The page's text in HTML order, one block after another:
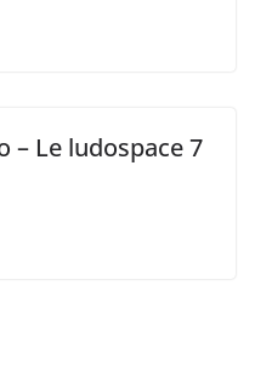
– Le ludospace 7